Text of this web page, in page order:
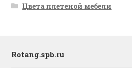
Цвета плетеной мебели
Rotang.spb.ru